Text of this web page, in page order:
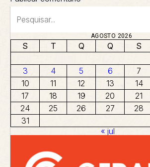
AGOSTO 2026
S T Q Q S
3
4 5 6 7
10
11 12 13 14
17
18 19 20 21
24
25 26 27 28
31
« jul